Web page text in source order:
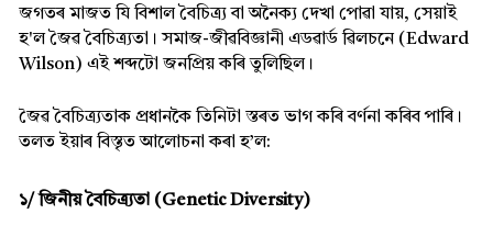
জগতৰ মাজত যি বিশাল বৈচিত্ৰ্য বা অনৈক্য দেখা পোৱা যায়, সেয়াই
হ'ল জৈৱ বৈচিত্ৰ্যতা। সমাজ-জীৱবিজ্ঞানী এডৱাৰ্ড ৱিলচনে (Edward
Wilson) এই শব্দটো জনপ্ৰিয় কৰি তুলিছিল।
জৈৱ বৈচিত্ৰ্যতাক প্ৰধানকৈ তিনিটা স্তৰত ভাগ কৰি বৰ্ণনা কৰিব পাৰি।
তলত ইয়াৰ বিস্তৃত আলোচনা কৰা হ’ল:
১/ জিনীয় বৈচিত্ৰ্যতা (Genetic Diversity)